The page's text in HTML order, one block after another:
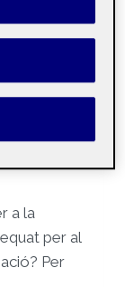
a la
per al
Per